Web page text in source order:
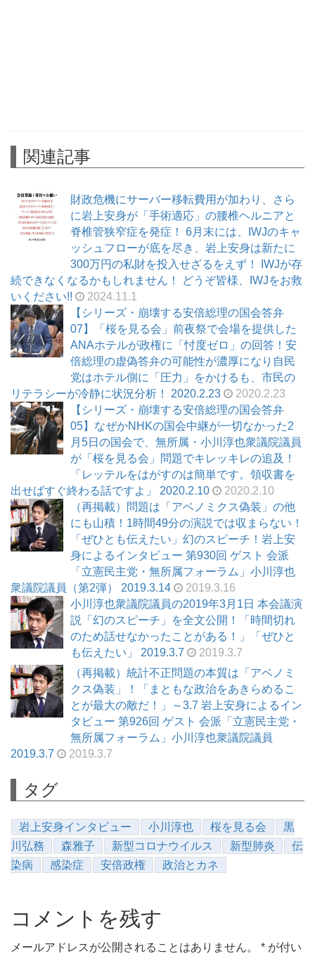
関連記事
財政危機にサーバー移転費用が加わり、さら
に岩上安身が「手術適応」の腰椎ヘルニアと
脊椎管狭窄症を発症！ 6月末には、IWJのキャ
ッシュフローが底を尽き、岩上安身は新たに
300万円の私財を投入せざるをえず！ IWJが存
続できなくなるかもしれません！ どうぞ皆様、IWJをお救
いください!!
2024.11.1
【シリーズ・崩壊する安倍総理の国会答弁
07】「桜を見る会」前夜祭で会場を提供した
ANAホテルが政権に「忖度ゼロ」の回答！安
倍総理の虚偽答弁の可能性が濃厚になり自民
党はホテル側に「圧力」をかけるも、市民の
リテラシーが冷静に状況分析！ 2020.2.23
2020.2.23
【シリーズ・崩壊する安倍総理の国会答弁
05】なぜかNHKの国会中継が一切なかった2
月5日の国会で、無所属・小川淳也衆議院議員
が「桜を見る会」問題でキレッキレの追及！
「レッテルをはがすのは簡単です。領収書を
出せばすぐ終わる話ですよ」 2020.2.10
2020.2.10
（再掲載）問題は「アベノミクス偽装」の他
にも山積！1時間49分の演説では収まらない！
「ぜひとも伝えたい」幻のスピーチ！岩上安
身によるインタビュー 第930回 ゲスト 会派
「立憲民主党・無所属フォーラム」小川淳也
衆議院議員（第2弾） 2019.3.14
2019.3.16
小川淳也衆議院議員の2019年3月1日 本会議演
説「幻のスピーチ」を全文公開！「時間切れ
のため話せなかったことがある！」「ぜひと
も伝えたい」 2019.3.7
2019.3.7
（再掲載）統計不正問題の本質は「アベノミ
クス偽装」！「まともな政治をあきらめるこ
とが最大の敵だ！」～3.7 岩上安身によるイン
タビュー 第926回 ゲスト 会派「立憲民主党・
無所属フォーラム」小川淳也衆議院議員
2019.3.7
2019.3.7
タグ
岩上安身インタビュー 小川淳也 桜を見る会
黒
川弘務
森雅子 新型コロナウイルス 新型肺炎
伝
染病
感染症 安倍政権 政治とカネ
コメントを残す
メールアドレスが公開されることはありません。 * が付い